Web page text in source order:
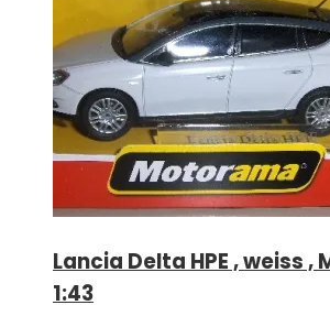
Lancia Delta HPE , weiss ,
1:43